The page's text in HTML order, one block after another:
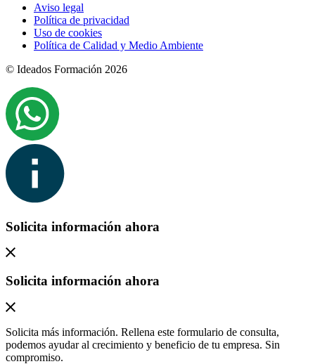
Aviso legal
Política de privacidad
Uso de cookies
Política de Calidad y Medio Ambiente
© Ideados Formación 2026
Solicita información ahora
Solicita información ahora
Solicita más información. Rellena este formulario de consulta,
podemos ayudar al crecimiento y beneficio de tu empresa. Sin
compromiso.